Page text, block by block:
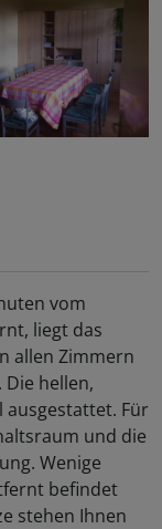
vom
liegt das
allen Zimmern
hellen,
Für
und die
Wenige
befindet
stehen Ihnen